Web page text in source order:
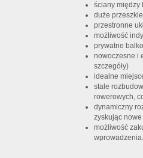
ściany między
duże
przestronne
możliwość
prywatne
nowoczesne i
szczegóły)
idealne
stale
rowerowych,
dynamiczny
zyskując
możliwość
wprowadzenia.